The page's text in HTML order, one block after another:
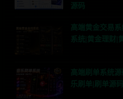
源码
高端黄金交易
系统|黄金理财|
高端刷单系统
乐刷单|刷单源